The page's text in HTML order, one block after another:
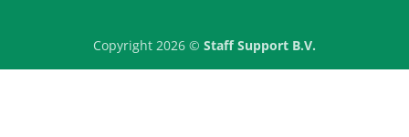
Copyright 2026 © Staff Support B.V.